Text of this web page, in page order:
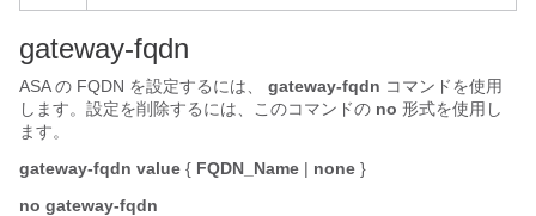
gateway-fqdn
ASA の FQDN を設定するには、 gateway-fqdn コマンドを使用
します。設定を削除するには、このコマンドの no 形式を使用し
ます。
gateway-fqdn value { FQDN_Name | none }
no gateway-fqdn